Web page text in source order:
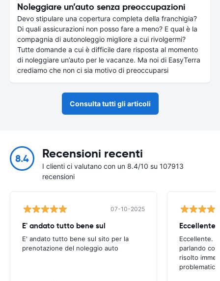
Noleggiare un’auto senza preoccupazioni
Devo stipulare una copertura completa della franchigia?
Di quali assicurazioni non posso fare a meno? E qual è la
compagnia di autonoleggio migliore a cui rivolgermi?
Tutte domande a cui è difficile dare risposta al momento
di noleggiare un’auto per le vacanze. Ma noi di EasyTerra
crediamo che non ci sia motivo di preoccuparsi
Consulta tutti gli articoli
8.4 Recensioni recenti
I clienti ci valutano con un 8.4/10 su 107913
recensioni
07-10-2025
E' andato tutto bene sul
E' andato tutto bene sul sito per la
prenotazione del noleggio auto
Eccellente.
parlando
risolto